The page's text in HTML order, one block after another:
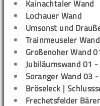
Kainachtaler Wand
Lochauer Wand
Umsonst und
Trainmeuseler Wand
Großenoher Wand
Jubiläumswand 01
Soranger Wand 03
Bröseleck |
Frechetsfelder